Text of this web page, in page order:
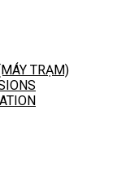
TRẠM)